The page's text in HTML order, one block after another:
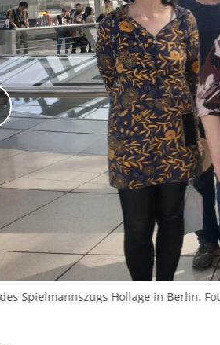
Spielmannszugs Hollage in Berlin.